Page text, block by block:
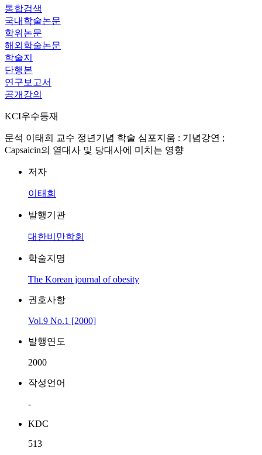
통합검색
국내학술논문
학위논문
해외학술논문
학술지
단행본
연구보고서
공개강의
KCI우수등재
문석 이태희 교수 정년기념 학술 심포지움 : 기념강연 ;
Capsaicin의 열대사 및 당대사에 미치는 영향
저자
이태희
발행기관
대한비만학회
학술지명
The Korean journal of obesity
권호사항
Vol.9 No.1 [2000]
발행연도
2000
작성언어
-
KDC
513